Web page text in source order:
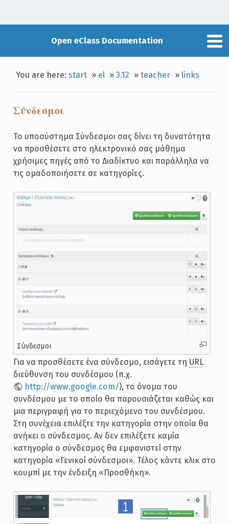
Open eClass Documentation
You are here:start » el »3.12 »teacher » links
Σύνδεσμοι
Το υποσύστημα Σύνδεσμοι σας δίνει τη δυνατότητα
να προσθέσετε στο ηλεκτρονικό σας μάθημα
χρήσιμες πηγές από το Διαδίκτυο και παράλληλα να
τις ομαδοποιήσετε σε κατηγορίες.
Σύνδεσμοι
Για να προσθέσετε ένα σύνδεσμο, εισάγετε τη URL
διεύθυνση του συνδέσμου (π.χ.
http://www.google.com/), το όνομα του
συνδέσμου με το οποίο θα παρουσιάζεται καθώς και
μια περιγραφή για το περιεχόμενο του συνδέσμου.
Στη συνέχεια επιλέξτε την κατηγορία στην οποία θα
ανήκει ο σύνδεσμος. Αν δεν επιλέξετε καμία
κατηγορία ο σύνδεσμος θα εμφανιστεί στην
κατηγορία «Γενικοί σύνδεσμοι». Τέλος κάντε κλικ στο
κουμπί με την ένδειξη «Προσθήκη».